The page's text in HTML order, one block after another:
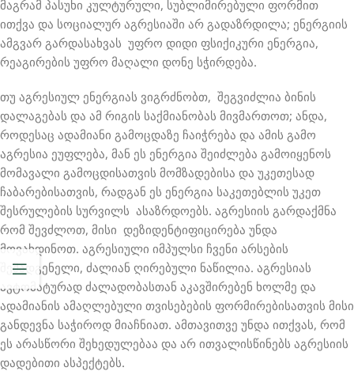
მაგრამ პასუხი კულტურული, სუბლიმირებული ფორმით
ითქვა და სოციალურ აგრესიაში არ გადაზრდილა; ენერგიის
ამგვარ გარდასახვას უფრო დიდი ფსიქიკური ენერგია,
რეაგირების უფრო მაღალი დონე სჭირდება.
თუ აგრესიულ ენერგიას ვიგრძნობთ, შეგვიძლია ბინის
დალაგებას და ამ რიგის საქმიანობას მივმართოთ; ანდა,
როდესაც ადამიანი გამოცდაზე ჩაიჭრება და ამის გამო
აგრესია ეუფლება, მან ეს ენერგია შეიძლება გამოიყენოს
მომავალი გამოცდისათვის მომზადებისა და უკეთესად
ჩაბარებისათვის, რადგან ეს ენერგია საკეთებლის უკეთ
შესრულების სურვილს ასაზრდოებს. აგრესიის გარდაქმნა
რომ შევძლოთ, მისი დეზიდენტიფიცირება უნდა
მოვახდინოთ. აგრესიული იმპულსი ჩვენი არსების
შემადგენელი, ძალიან ღირებული ნაწილია. აგრესიას
ავტომატურად ძალადობასთან აკავშირებენ ხოლმე და
ადამიანის ამაღლებული თვისებების ფორმირებისათვის მისი
განდევნა საჭიროდ მიაჩნიათ. ამთავითვე უნდა ითქვას, რომ
ეს არასწორი შეხედულებაა და არ ითვალისწინებს აგრესიის
დადებითი ასპექტებს.